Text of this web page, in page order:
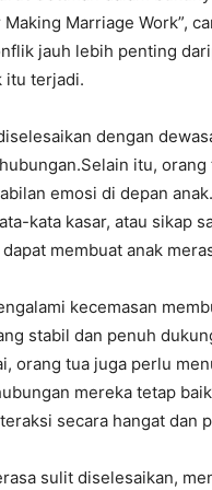
Marriage Work”,
jauh lebih penting
itu terjadi.
dengan
itu, orang
emosi di depan
kata kasar, atau sikap
membuat anak
kecemasan
stabil dan penuh
orang tua juga perlu
mereka tetap
secara hangat dan
sulit diselesaikan,